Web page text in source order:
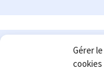
Gérer
cookies
Le site en
: